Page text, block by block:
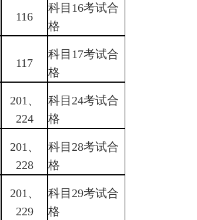
116
科目16考试合
格
117
科目17考试合
格
201、
224
科目24考试合
格
201、
228
科目28考试合
格
201、
229
科目29考试合
格